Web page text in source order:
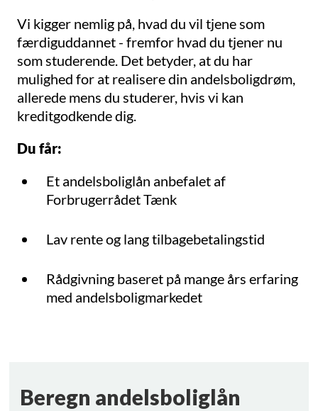
Vi kigger nemlig på, hvad du vil tjene som
færdiguddannet - fremfor hvad du tjener nu
som studerende. Det betyder, at du har
mulighed for at realisere din andelsboligdrøm,
allerede mens du studerer, hvis vi kan
kreditgodkende dig.
Du får:
Et andelsboliglån anbefalet af
Forbrugerrådet Tænk
Lav rente og lang tilbagebetalingstid
Rådgivning baseret på mange års erfaring
med andelsboligmarkedet